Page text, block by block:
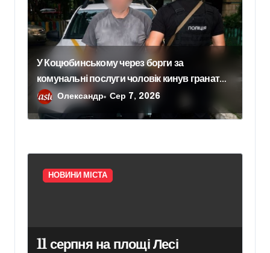
У Коцюбинському через борги за
комунальні послуги чоловік кинув гранату в
офіс підприємства
Олександр Сер 7, 2026
НОВИНИ МІСТА
11 серпня на площі Лесі